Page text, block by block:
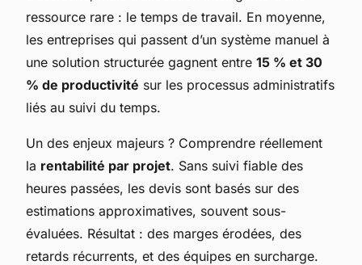
ressource rare : le temps de travail. En moyenne,
les entreprises qui passent d’un système manuel à
une solution structurée gagnent entre 15 % et 30
% de productivité sur les processus administratifs
liés au suivi du temps.
Un des enjeux majeurs ? Comprendre réellement
la rentabilité par projet. Sans suivi fiable des
heures passées, les devis sont basés sur des
estimations approximatives, souvent sous-
évaluées. Résultat : des marges érodées, des
retards récurrents, et des équipes en surcharge.